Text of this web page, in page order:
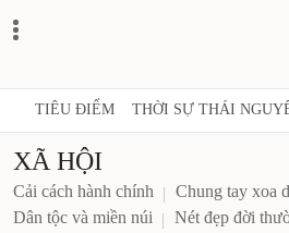
TIÊU ĐIỂM THỜI SỰ THÁI
XÃ HỘI
Cải cách hành chính
Chung tay xoa
Dân tộc và miền núi
Nét đẹp đời